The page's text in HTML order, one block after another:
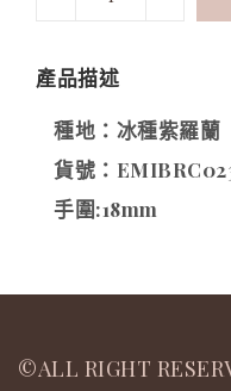
產品描述
種地：冰種紫羅蘭
貨號：
手圍:18mm
©ALL RIGHT